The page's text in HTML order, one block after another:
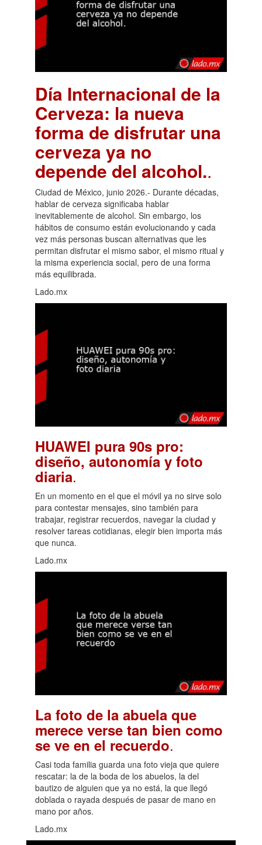
Día Internacional de la
Cerveza: la nueva
forma de disfrutar una
cerveza ya no
depende del alcohol..
Ciudad de México, junio 2026.- Durante décadas,
hablar de cerveza significaba hablar
inevitablemente de alcohol. Sin embargo, los
hábitos de consumo están evolucionando y cada
vez más personas buscan alternativas que les
permitan disfrutar el mismo sabor, el mismo ritual y
la misma experiencia social, pero de una forma
más equilibrada.
Lado.mx
HUAWEI pura 90s pro:
diseño, autonomía y foto
diaria.
En un momento en el que el móvil ya no sirve solo
para contestar mensajes, sino también para
trabajar, registrar recuerdos, navegar la ciudad y
resolver tareas cotidianas, elegir bien importa más
que nunca.
Lado.mx
La foto de la abuela que
merece verse tan bien como
se ve en el recuerdo.
Casi toda familia guarda una foto vieja que quiere
rescatar: la de la boda de los abuelos, la del
bautizo de alguien que ya no está, la que llegó
doblada o rayada después de pasar de mano en
mano por años.
Lado.mx